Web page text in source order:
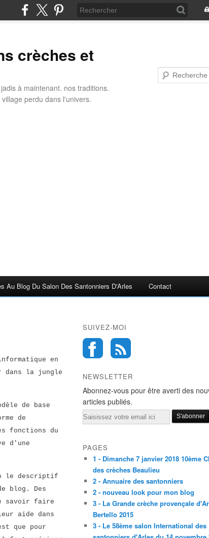
crèches et
à maintenant. nos traditions.
perdu dans l'univers.
Au Blog Du Salon Des Santonniers D'Arles Contact
en
dans la jungle
de base
de
fonctions du
d'une
le descriptif
blog. Des
savoir faire
aide dans
que pour
SUIVEZ-MOI
NEWSLETTER
Abonnez-vous pour être averti des
articles publiés.
Email
PAGES
1 - Dimanche 7 janvier 2018 10ème
des crèches Beaulieu
2 - Annuaire des santonniers
2 - nouveau look pour mon blog
3 - La Grande crèche provençale
Bertello 2015
3 - Le 58ème salon International des